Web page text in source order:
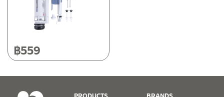
สถานะสินค้า
มีสต็อกปกติ
฿559